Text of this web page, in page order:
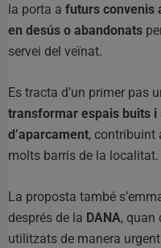
la porta a futurs convenis
en desús o abandonats
servei del veïnat.
Es tracta d’un primer pas
transformar espais buits i
d’aparcament, contribuint
molts barris de la localitat.
La proposta també
després de la DANA, quan
utilitzats de manera